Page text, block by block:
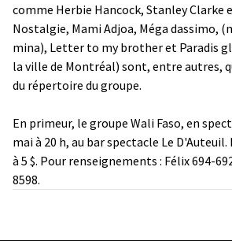
comme Herbie Hancock, Stanley Clarke
Nostalgie, Mami Adjoa, Méga dassimo,
mina), Letter to my brother et Paradis
la ville de Montréal) sont, entre autres,
du répertoire du groupe.
En primeur, le groupe Wali Faso, en
mai à 20 h, au bar spectacle Le
à 5 $. Pour renseignements : Félix 694-
8598.